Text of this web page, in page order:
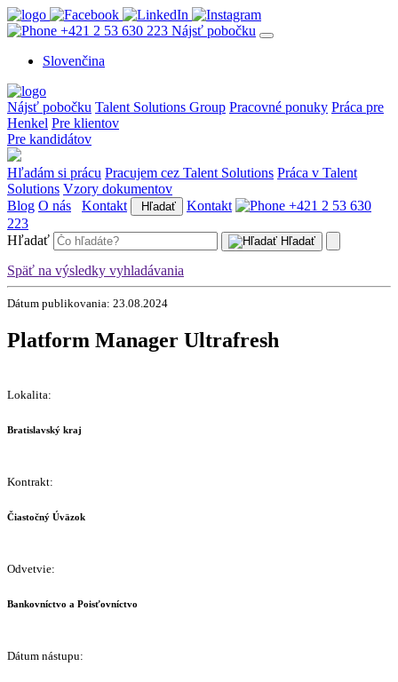
+421 2 53 630 223 Nájsť pobočku
Slovenčina
Nájsť pobočku Talent Solutions Group Pracovné ponuky Práca pre
Henkel Pre klientov
Pre kandidátov
Hľadám si prácu Pracujem cez Talent Solutions Práca v Talent
Solutions Vzory dokumentov
Blog O nás Kontakt Hľadať Kontakt
+421 2 53 630
223
Hľadať
Hľadať
Späť na výsledky vyhladávania
Dátum publikovania: 23.08.2024
Platform Manager Ultrafresh
Lokalita:
Bratislavský kraj
Kontrakt:
Čiastočný Úväzok
Odvetvie:
Bankovníctvo a Poisťovníctvo
Dátum nástupu: